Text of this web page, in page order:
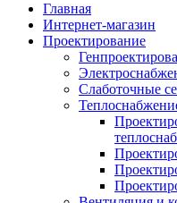
Главная
Интернет-магазин
Проектирование
Слаботочные